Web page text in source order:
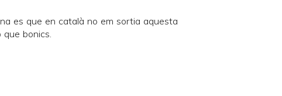
es que en català no em sortia aquesta
que bonics.